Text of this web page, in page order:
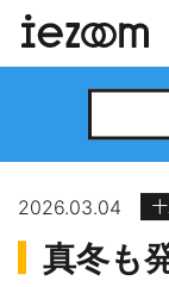
2026.03.04
真冬も